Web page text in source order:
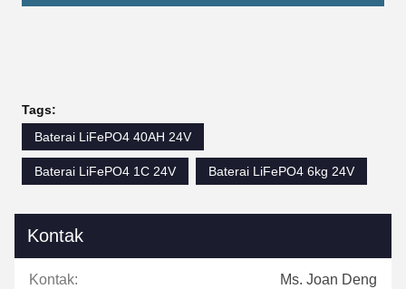
Tags:
Baterai LiFePO4 40AH 24V
Baterai LiFePO4 1C 24V Baterai LiFePO4 6kg 24V
Kontak
Kontak: Ms. Joan Deng